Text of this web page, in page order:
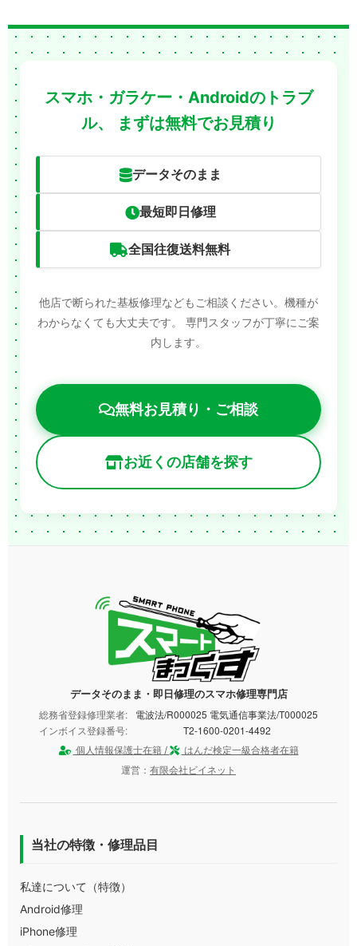
スマホ・ガラケー・Androidのトラブ
ル、
まずは無料でお見積り
データそのまま
最短即日修理
全国往復送料無料
他店で断られた基板修理などもご相談ください。機種が
わからなくても大丈夫です。
専門スタッフが丁寧にご案
内します。
無料お見積り・ご相談
お近くの店舗を探す
データそのまま・即日修理のスマホ修理専門店
総務省登録修理業者:
電波法/R000025 電気通信事業法/T000025
インボイス登録番号:
T2-1600-0201-4492
個人情報保護士在籍 /
はんだ検定一級合格者在籍
運営： 有限会社ビイネット
当社の特徴・修理品目
私達について（特徴）
Android修理
iPhone修理